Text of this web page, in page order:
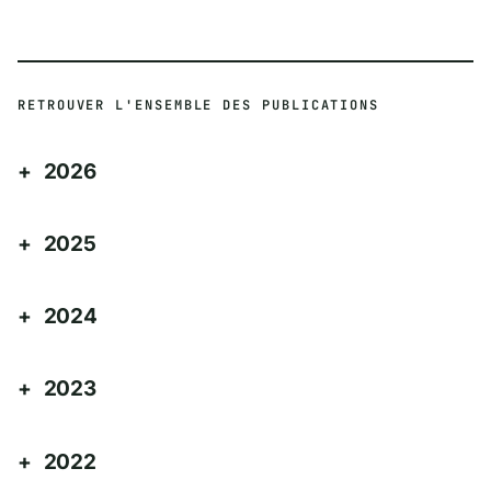
RETROUVER L'ENSEMBLE DES PUBLICATIONS
2026
2025
2024
2023
2022